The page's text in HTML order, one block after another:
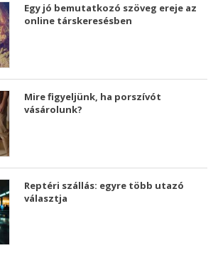
Egy jó bemutatkozó szöveg ereje az
online társkeresésben
Mire figyeljünk, ha porszívót
vásárolunk?
Reptéri szállás: egyre több utazó
választja